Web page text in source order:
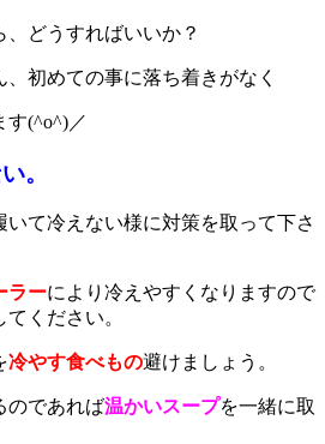
どうすればいいか？
初めての事に落ち着きがなく
す(^o^)／
。
いて冷えない様に対策を取って下さ
ラーにより冷えやすくなりますので
ください。
冷やす食べもの避けましょう。
のであれば温かいスープを一緒に取